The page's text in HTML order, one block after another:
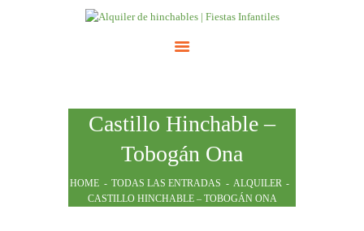
Castillo Hinchable –
Tobogán Ona
HOME TODAS LAS ENTRADAS
ALQUILER
CASTILLO HINCHABLE – TOBOGÁN ONA
ATRACCIONES
TARIFAS
CONTACTO